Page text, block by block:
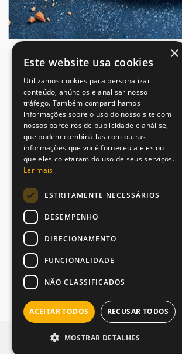
×
Este website usa cookies
Utilizamos cookies para personalizar
conteúdo, anúncios e analisar nosso
tráfego. Também compartilhamos
informações sobre o uso do nosso site com
nossos parceiros de publicidade e análise,
que podem combiná-las com outras
informações que você forneceu a eles ou
que eles coletaram do uso de seus serviços.
Ler mais
ESTRITAMENTE NECESSÁRIOS
DESEMPENHO
DIRECIONAMENTO
FUNCIONALIDADE
NÃO CLASSIFICADOS
ACEITAR TODOS RECUSAR TODOS
MOSTRAR DETALHES